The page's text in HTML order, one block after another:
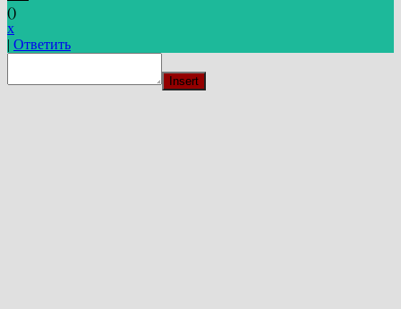
()
x
| Ответить
Insert